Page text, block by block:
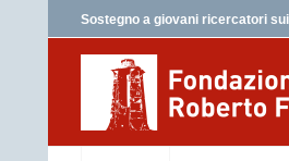
Sostegno a giovani ricercatori